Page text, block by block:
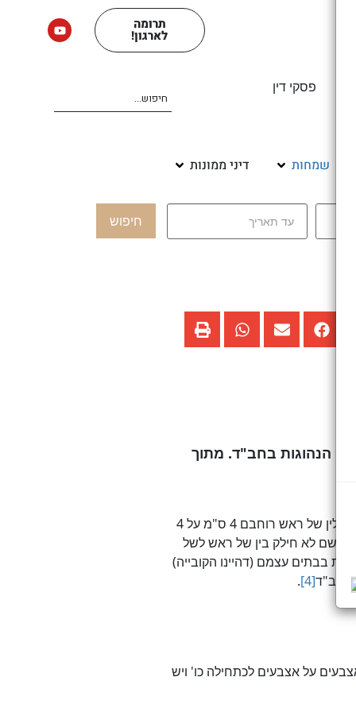
תרומה
לארגון!
פסקי דין
שמחות דיני ממונות
חיפוש
הנהוגות בחב"ד. מתוך
כתב שיש לחשוש לדעת הגאונים שתפילין של ראש רוחבם 4 ס"מ על 4
ושם לא חילק בין של ראש לשל
בבתים עצמם (דהיינו הקובייה)
בחב"ד[4]
.
על אצבעים לכתחילה כו' ויש